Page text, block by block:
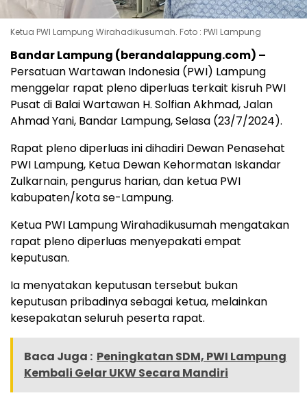
Ketua PWI Lampung Wirahadikusumah. Foto : PWI Lampung
Bandar Lampung (berandalappung.com) –
Persatuan Wartawan Indonesia (PWI) Lampung
menggelar rapat pleno diperluas terkait kisruh PWI
Pusat di Balai Wartawan H. Solfian Akhmad, Jalan
Ahmad Yani, Bandar Lampung, Selasa (23/7/2024).
Rapat pleno diperluas ini dihadiri Dewan Penasehat
PWI Lampung, Ketua Dewan Kehormatan Iskandar
Zulkarnain, pengurus harian, dan ketua PWI
kabupaten/kota se-Lampung.
Ketua PWI Lampung Wirahadikusumah mengatakan
rapat pleno diperluas menyepakati empat
keputusan.
Ia menyatakan keputusan tersebut bukan
keputusan pribadinya sebagai ketua, melainkan
kesepakatan seluruh peserta rapat.
Baca Juga : Peningkatan SDM, PWI Lampung
Kembali Gelar UKW Secara Mandiri